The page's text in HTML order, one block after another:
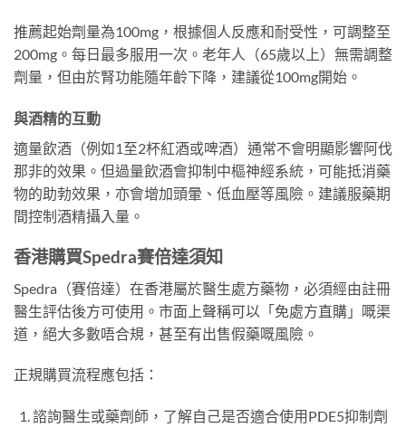
推薦起始劑量為100mg，根據個人反應和耐受性，可調整至
200mg。每日最多服用一次。老年人（65歲以上）無需調整
劑量，但由於腎功能隨年齡下降，建議從100mg開始。
與酒精的互動
適量飲酒（例如1至2杯紅酒或啤酒）通常不會明顯影響阿伐
那非的效果。但過量飲酒會抑制中樞神經系統，可能抵消藥
物的助勃效果，亦會增加頭暈、低血壓等風險。建議服藥期
間控制酒精攝入量。
香港購買Spedra賽倍達須知
Spedra（賽倍達）在香港屬於醫生處方藥物，必須經由註冊
醫生評估後方可使用。市面上聲稱可以「免處方直購」嘅渠
道，絕大多數唔合規，甚至有出售假藥嘅風險。
正規購買流程應包括：
諮詢醫生或藥劑師，了解自己是否適合使用PDE5抑制劑